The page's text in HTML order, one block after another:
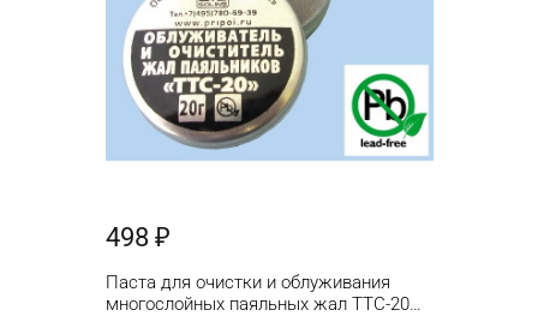
498 ₽
Паста для очистки и облуживания
многослойных паяльных жал TTC-20